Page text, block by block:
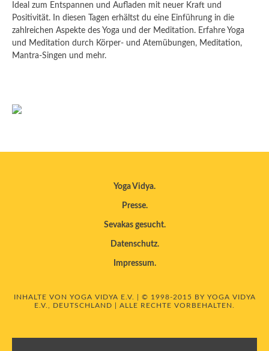
Ideal zum Entspannen und Aufladen mit neuer Kraft und
Positivität. In diesen Tagen erhältst du eine Einführung in die
zahlreichen Aspekte des Yoga und der Meditation. Erfahre Yoga
und Meditation durch Körper- und Atemübungen, Meditation,
Mantra-Singen und mehr.
Yoga Vidya
Presse
Sevakas gesucht
Datenschutz
Impressum
INHALTE VON YOGA VIDYA E.V. | © 1998-2015 BY YOGA VIDYA
E.V., DEUTSCHLAND | ALLE RECHTE VORBEHALTEN.